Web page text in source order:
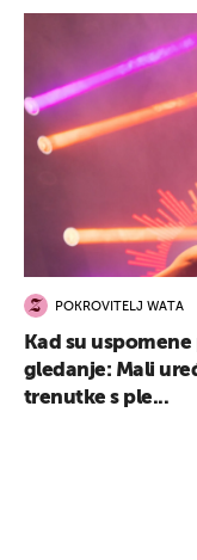
POKROVITELJ WATA
Kad su
gledanje: Mali
trenutke s ple...